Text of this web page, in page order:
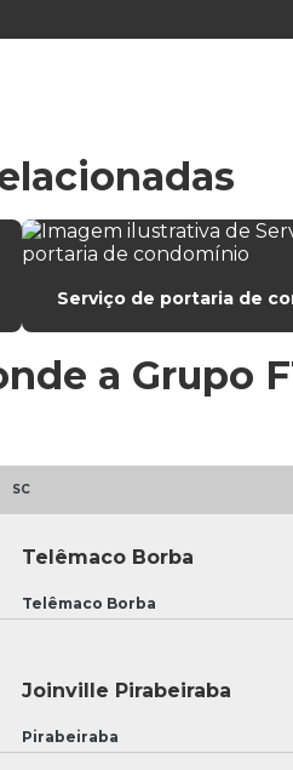
Serviço de portaria de
a Grupo
SC
Telêmaco Borba
Telêmaco Borba
Joinville Pirabeiraba
Pirabeiraba